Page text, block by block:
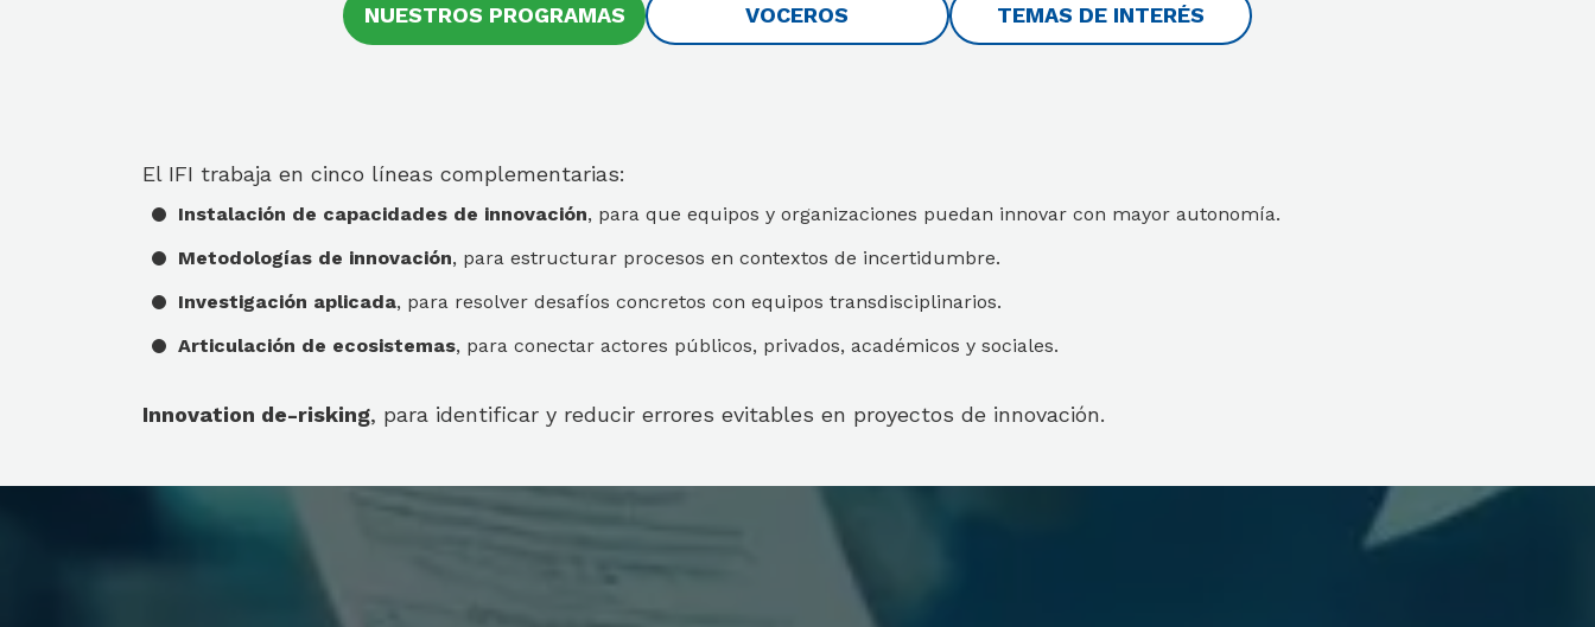
NUESTROS PROGRAMAS VOCEROS TEMAS DE INTERÉS
El IFI trabaja en cinco líneas complementarias:
Instalación de capacidades de innovación, para que equipos y organizaciones puedan innovar con mayor autonomía.
Metodologías de innovación, para estructurar procesos en contextos de incertidumbre.
Investigación aplicada, para resolver desafíos concretos con equipos transdisciplinarios.
Articulación de ecosistemas, para conectar actores públicos, privados, académicos y sociales.
Innovation de-risking, para identificar y reducir errores evitables en proyectos de innovación.